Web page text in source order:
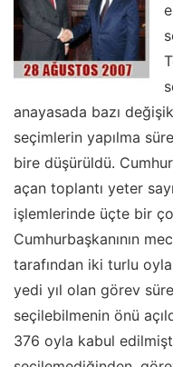
anayasada bazı
seçimlerin yapılma
bire düşürüldü.
açan toplantı yeter
işlemlerinde üçte bir
Cumhurbaşkanının
tarafından iki turlu
yedi yıl olan görev
seçilebilmenin önü
376 oyla kabul